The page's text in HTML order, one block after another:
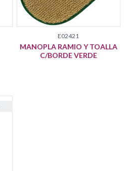
E02421
MANOPLA RAMIO Y TOALLA
C/BORDE VERDE